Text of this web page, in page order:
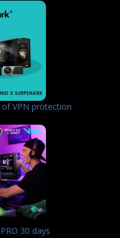
VPN protection
30 days